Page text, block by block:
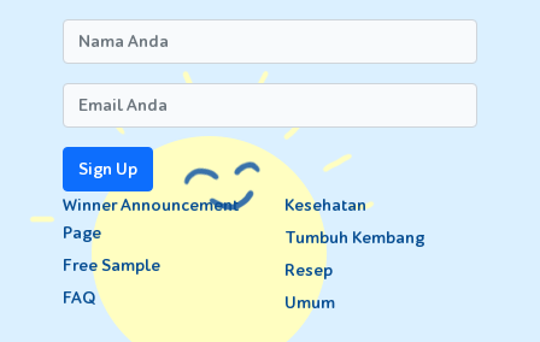
Sign Up
Winner Announcement
Page
Free Sample
FAQ
Kesehatan
Tumbuh Kembang
Resep
Umum